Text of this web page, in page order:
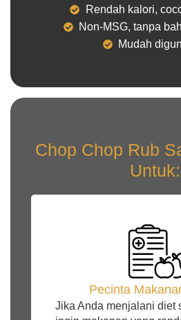
Rendah kalori,
Non-MSG, tanpa
Mudah
Chop Chop Rub
Untuk:
Pecinta
Jika Anda menjalani diet